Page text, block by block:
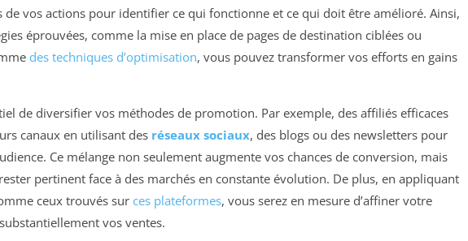
de vos actions pour identifier ce qui fonctionne et ce qui doit être amélioré. Ainsi,
éprouvées, comme la mise en place de pages de destination ciblées ou
des techniques d’optimisation, vous pouvez transformer vos efforts en gains
de diversifier vos méthodes de promotion. Par exemple, des affiliés efficaces
canaux en utilisant des réseaux sociaux, des blogs ou des newsletters pour
Ce mélange non seulement augmente vos chances de conversion, mais
pertinent face à des marchés en constante évolution. De plus, en appliquant
ceux trouvés sur ces plateformes, vous serez en mesure d’affiner votre
vos ventes.